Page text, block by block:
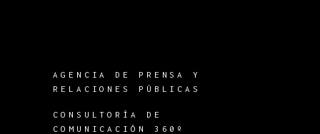
AGENCIA DE PRENSA Y
RELACIONES PÚBLICAS
CONSULTORÍA DE
COMUNICACIÓN 360º